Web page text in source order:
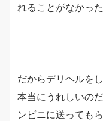
れることがなかった
だからデリヘルを
本当にうれしいの
ンビニに送っても